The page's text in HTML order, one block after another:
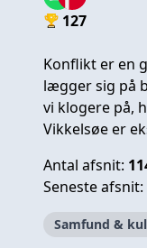
127
Konflikt er en
lægger sig på
vi klogere på,
Vikkelsøe er
Antal afsnit:
Seneste afsnit:
Samfund &